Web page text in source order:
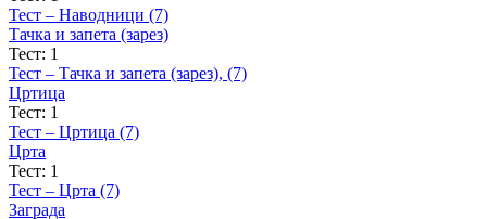
Тест – Наводници (7)
Тачка и запета (зарез)
Тест: 1
Тест – Тачка и запета (зарез), (7)
Цртица
Тест: 1
Тест – Цртица (7)
Црта
Тест: 1
Тест – Црта (7)
Заграда